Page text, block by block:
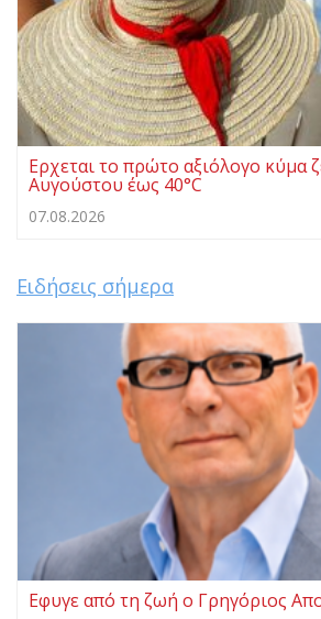
Ερχεται το πρώτο αξιόλογο κύμα
Αυγούστου έως 40°C
07.08.2026
Ειδήσεις σήμερα
Eφυγε από τη ζωή ο Γρηγόριος